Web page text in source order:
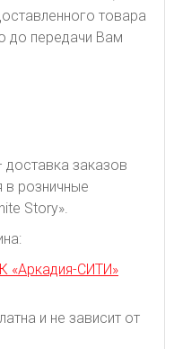
товара
до передачи Вам
заказов
в розничные
Story».
«Аркадия-СИТИ»
и не зависит от